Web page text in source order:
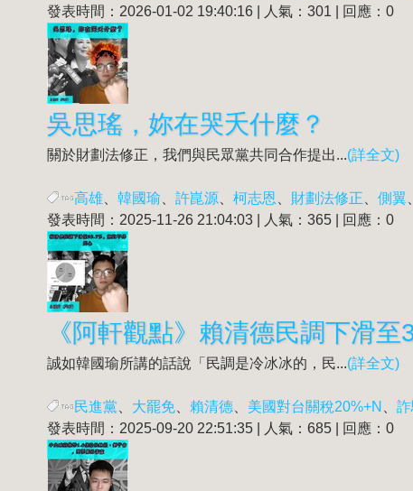
發表時間：2026-01-02 19:40:16 | 人氣：301 | 回應：0
吳思瑤，妳在哭夭什麼？
關於財劃法修正，我們與民眾黨共同合作提出...(詳全文)
高雄 韓國瑜 許崑源 柯志恩 財劃法修正 側翼
發表時間：2025-11-26 21:04:03 | 人氣：365 | 回應：0
《阿軒觀點》賴清德民調下滑
誠如韓國瑜所講的話說「民調是冷冰冰的，民...(詳全文)
民進黨 大罷免 賴清德 美國對台關稅20%+N
發表時間：2025-09-20 22:51:35 | 人氣：685 | 回應：0